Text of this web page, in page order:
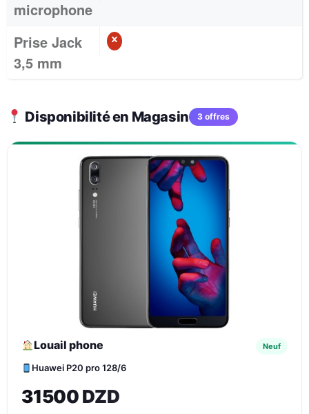
microphone
Prise Jack
3,5 mm
Disponibilité en Magasin 3 offres
Louail phone Neuf
Huawei P20 pro 128/6
31500 DZD